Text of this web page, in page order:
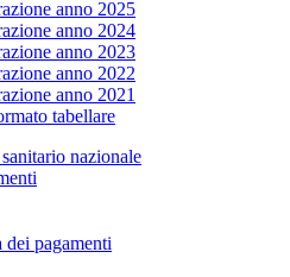
anno 2025
anno 2024
anno 2023
anno 2022
anno 2021
tabellare
nazionale
pagamenti